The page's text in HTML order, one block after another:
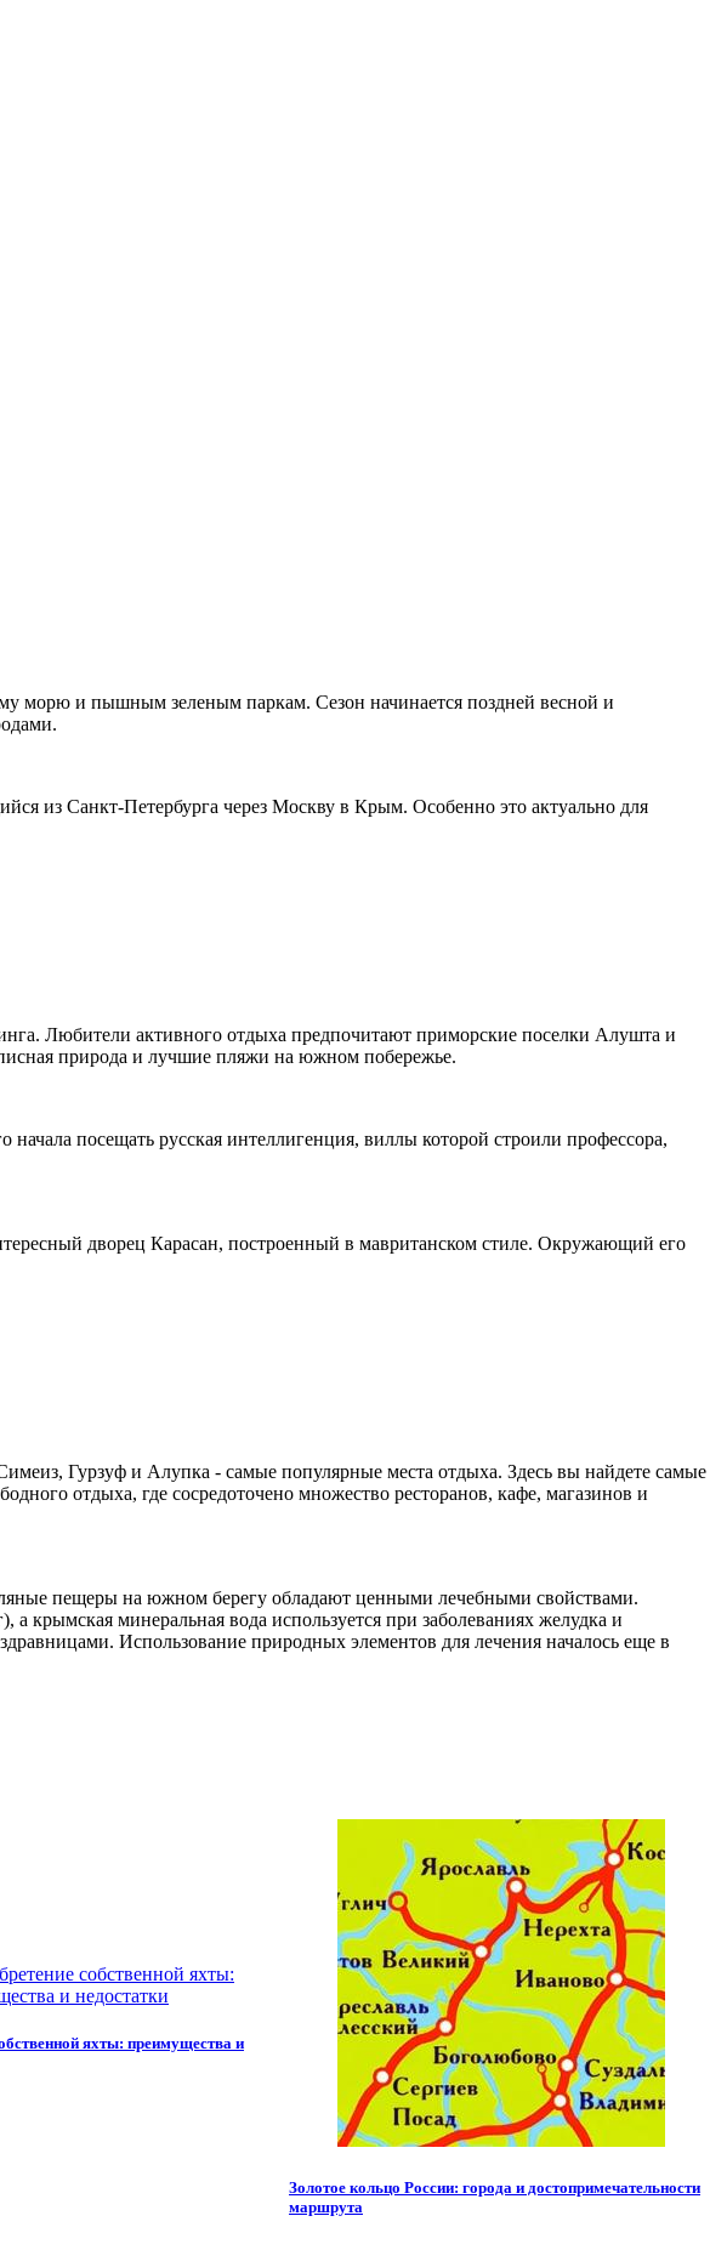
морю и пышным зеленым паркам. Сезон начинается поздней весной и
из Санкт-Петербурга через Москву в Крым. Особенно это актуально для
Любители активного отдыха предпочитают приморские поселки Алушта и
природа и лучшие пляжи на южном побережье.
посещать русская интеллигенция, виллы которой строили профессора,
дворец Карасан, построенный в мавританском стиле. Окружающий его
Гурзуф и Алупка - самые популярные места отдыха. Здесь вы найдете самые
отдыха, где сосредоточено множество ресторанов, кафе, магазинов и
пещеры на южном берегу обладают ценными лечебными свойствами.
крымская минеральная вода используется при заболеваниях желудка и
Использование природных элементов для лечения началось еще в
яхты: преимущества и
Золотое кольцо России: города и достопримечательности
маршрута